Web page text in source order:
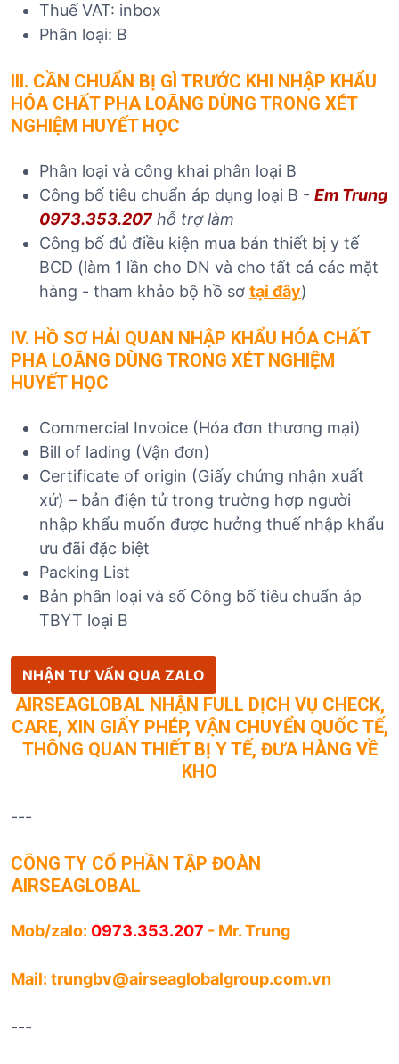
Thuế VAT: inbox
Phân loại: B
II. CẦN CHUẨN BỊ GÌ TRƯỚC KHI NHẬP KHẨU
HÓA CHẤT PHA LOÃNG DÙNG TRONG XÉT
NGHIỆM HUYẾT HỌC
Phân loại và công khai phân loại B
Công bố tiêu chuẩn áp dụng loại B - Em Trung
0973.353.207hỗ trợ làm
Công bố đủ điều kiện mua bán thiết bị y tế
BCD (làm 1 lần cho DN và cho tất cả các mặt
hàng - tham khảo bộ hồ sơ tại đây)
IV. HỒ SƠ HẢI QUAN NHẬP KHẨU HÓA CHẤT
PHA LOÃNG DÙNG TRONG XÉT NGHIỆM
HUYẾT HỌC
Commercial Invoice (Hóa đơn thương mại)
Bill of lading (Vận đơn)
Certificate of origin (Giấy chứng nhận xuất
xứ) – bản điện tử trong trường hợp người
nhập khẩu muốn được hưởng thuế nhập khẩu
ưu đãi đặc biệt
Packing List
Bản phân loại và số Công bố tiêu chuẩn áp
TBYT loại B
NHẬN TƯ VẤN QUA ZALO
AIRSEAGLOBAL NHẬN FULL DỊCH VỤ CHECK,
CARE, XIN GIẤY PHÉP, VẬN CHUYỂN QUỐC TẾ,
THÔNG QUAN THIẾT BỊ Y TẾ, ĐƯA HÀNG VỀ
KHO
---
CÔNG TY CỔ PHẦN TẬP ĐOÀN
AIRSEAGLOBAL
Mob/zalo: 0973.353.207 - Mr. Trung
Mail: trungbv@airseaglobalgroup.com.vn
---